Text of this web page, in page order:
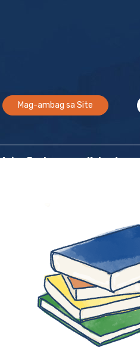
Mag-ambag sa Site
Ating Epekto Kalendaryo